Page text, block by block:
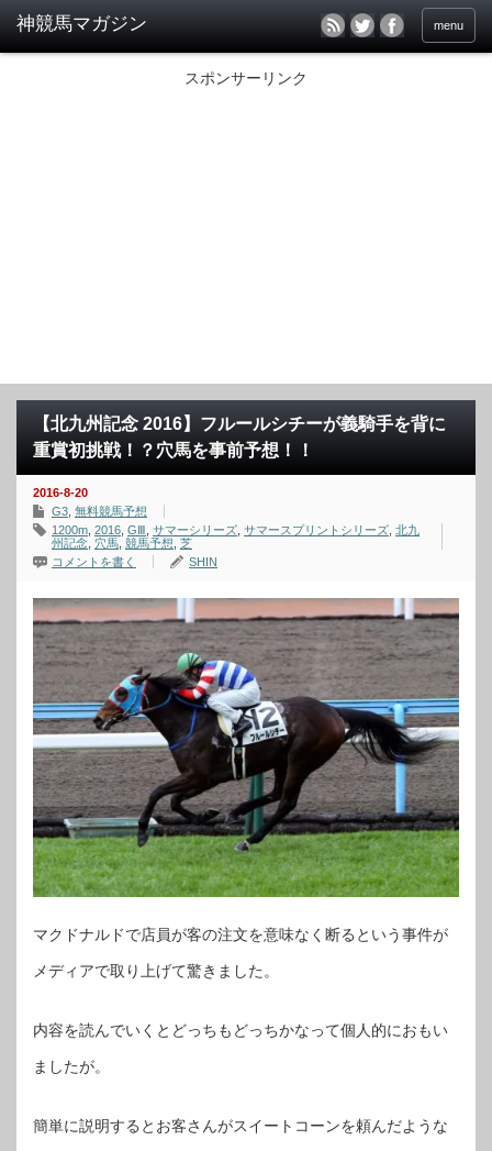
menu
スポンサーリンク
【北九州記念 2016】フルールシチーが義騎手を背に
重賞初挑戦！？穴馬を事前予想！！
2016-8-20
G3 無料競馬予想
1200m 2016 GⅢ サマーシリーズ サマースプリントシリーズ 北九
州記念 穴馬 競馬予想 芝
コメントを書く
SHIN
マクドナルドで店員が客の注文を意味なく断るという事件が
メディアで取り上げて驚きました。
内容を読んでいくとどっちもどっちかなって個人的におもい
ましたが。
簡単に説明するとお客さんがスイートコーンを頼んだような